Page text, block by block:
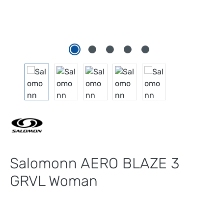
Salomonn AERO BLAZE 3
GRVL Woman